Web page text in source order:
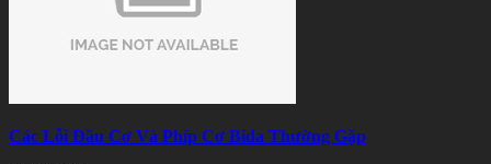
Các Lỗi Đầu Cơ Và Phíp Cơ Bida Thường Gặp